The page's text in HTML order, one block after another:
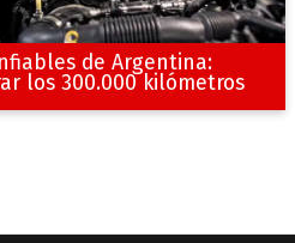
de Argentina:
los 300.000 kilómetros